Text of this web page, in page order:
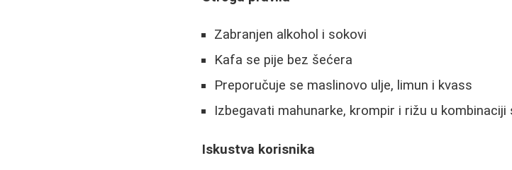
Zabranjen alkohol i sokovi
Kafa se pije bez šećera
Preporučuje se maslinovo ulje, limun i kvass
Izbegavati mahunarke, krompir i rižu u kombinaciji
Iskustva korisnika